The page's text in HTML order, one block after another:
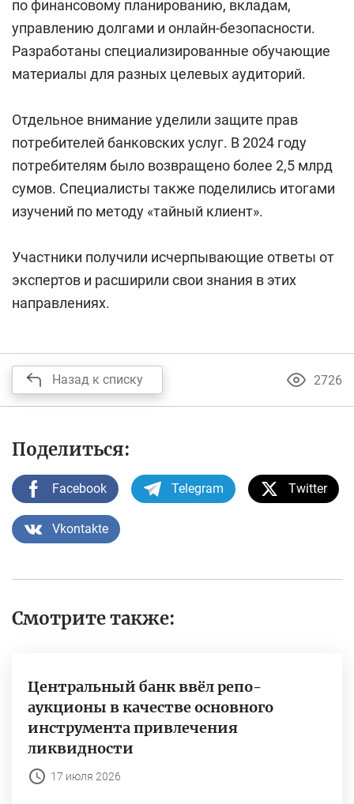
по финансовому планированию, вкладам,
управлению долгами и онлайн-безопасности.
Разработаны специализированные обучающие
материалы для разных целевых аудиторий.
Отдельное внимание уделили защите прав
потребителей банковских услуг. В 2024 году
потребителям было возвращено более 2,5 млрд
сумов. Cпециалисты также поделились итогами
изучений по методу «тайный клиент».
Участники получили исчерпывающие ответы от
экспертов и расширили свои знания в этих
направлениях.
Назад к списку 2726
Поделиться:
Facebook Telegram Twitter
Vkontakte
Смотрите также:
Центральный банк ввёл репо-
аукционы в качестве основного
инструмента привлечения
ликвидности
17 июля 2026